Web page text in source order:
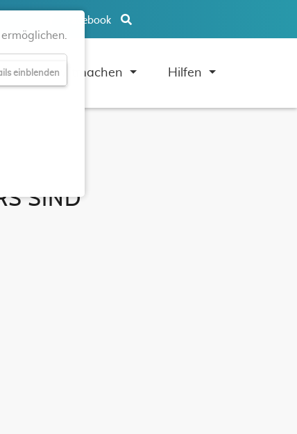
Facebook
Mitmachen Hilfen
SIND
einblenden